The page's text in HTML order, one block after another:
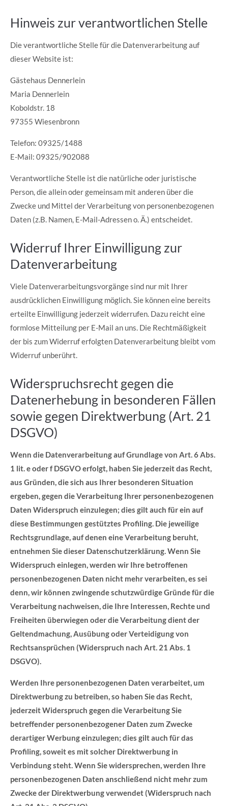
Hinweis zur verantwortlichen Stelle
Die verantwortliche Stelle für die Datenverarbeitung auf
dieser Website ist:
Gästehaus Dennerlein
Maria Dennerlein
Koboldstr. 18
97355 Wiesenbronn
Telefon: 09325/1488
E-Mail: 09325/902088
Verantwortliche Stelle ist die natürliche oder juristische
Person, die allein oder gemeinsam mit anderen über die
Zwecke und Mittel der Verarbeitung von personenbezogenen
Daten (z.B. Namen, E-Mail-Adressen o. Ä.) entscheidet.
Widerruf Ihrer Einwilligung zur
Datenverarbeitung
Viele Datenverarbeitungsvorgänge sind nur mit Ihrer
ausdrücklichen Einwilligung möglich. Sie können eine bereits
erteilte Einwilligung jederzeit widerrufen. Dazu reicht eine
formlose Mitteilung per E-Mail an uns. Die Rechtmäßigkeit
der bis zum Widerruf erfolgten Datenverarbeitung bleibt vom
Widerruf unberührt.
Widerspruchsrecht gegen die
Datenerhebung in besonderen Fällen
sowie gegen Direktwerbung (Art. 21
DSGVO)
Wenn die Datenverarbeitung auf Grundlage von Art. 6 Abs.
1 lit. e oder f DSGVO erfolgt, haben Sie jederzeit das Recht,
aus Gründen, die sich aus Ihrer besonderen Situation
ergeben, gegen die Verarbeitung Ihrer personenbezogenen
Daten Widerspruch einzulegen; dies gilt auch für ein auf
diese Bestimmungen gestütztes Profiling. Die jeweilige
Rechtsgrundlage, auf denen eine Verarbeitung beruht,
entnehmen Sie dieser Datenschutzerklärung. Wenn Sie
Widerspruch einlegen, werden wir Ihre betroffenen
personenbezogenen Daten nicht mehr verarbeiten, es sei
denn, wir können zwingende schutzwürdige Gründe für die
Verarbeitung nachweisen, die Ihre Interessen, Rechte und
Freiheiten überwiegen oder die Verarbeitung dient der
Geltendmachung, Ausübung oder Verteidigung von
Rechtsansprüchen (Widerspruch nach Art. 21 Abs. 1
DSGVO).
Werden Ihre personenbezogenen Daten verarbeitet, um
Direktwerbung zu betreiben, so haben Sie das Recht,
jederzeit Widerspruch gegen die Verarbeitung Sie
betreffender personenbezogener Daten zum Zwecke
derartiger Werbung einzulegen; dies gilt auch für das
Profiling, soweit es mit solcher Direktwerbung in
Verbindung steht. Wenn Sie widersprechen, werden Ihre
personenbezogenen Daten anschließend nicht mehr zum
Zwecke der Direktwerbung verwendet (Widerspruch nach